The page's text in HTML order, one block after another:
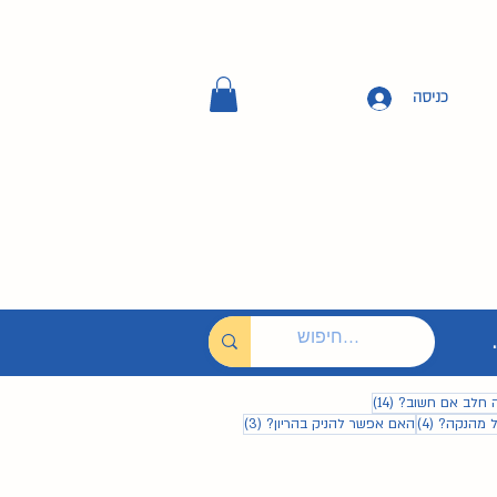
כניסה
חלב אם חשוב? (14)
14 פוסטים
מהנקה? (4) 4 פוסטיםהאם אפשר להניק בהריון? (3)
3 פוסטים